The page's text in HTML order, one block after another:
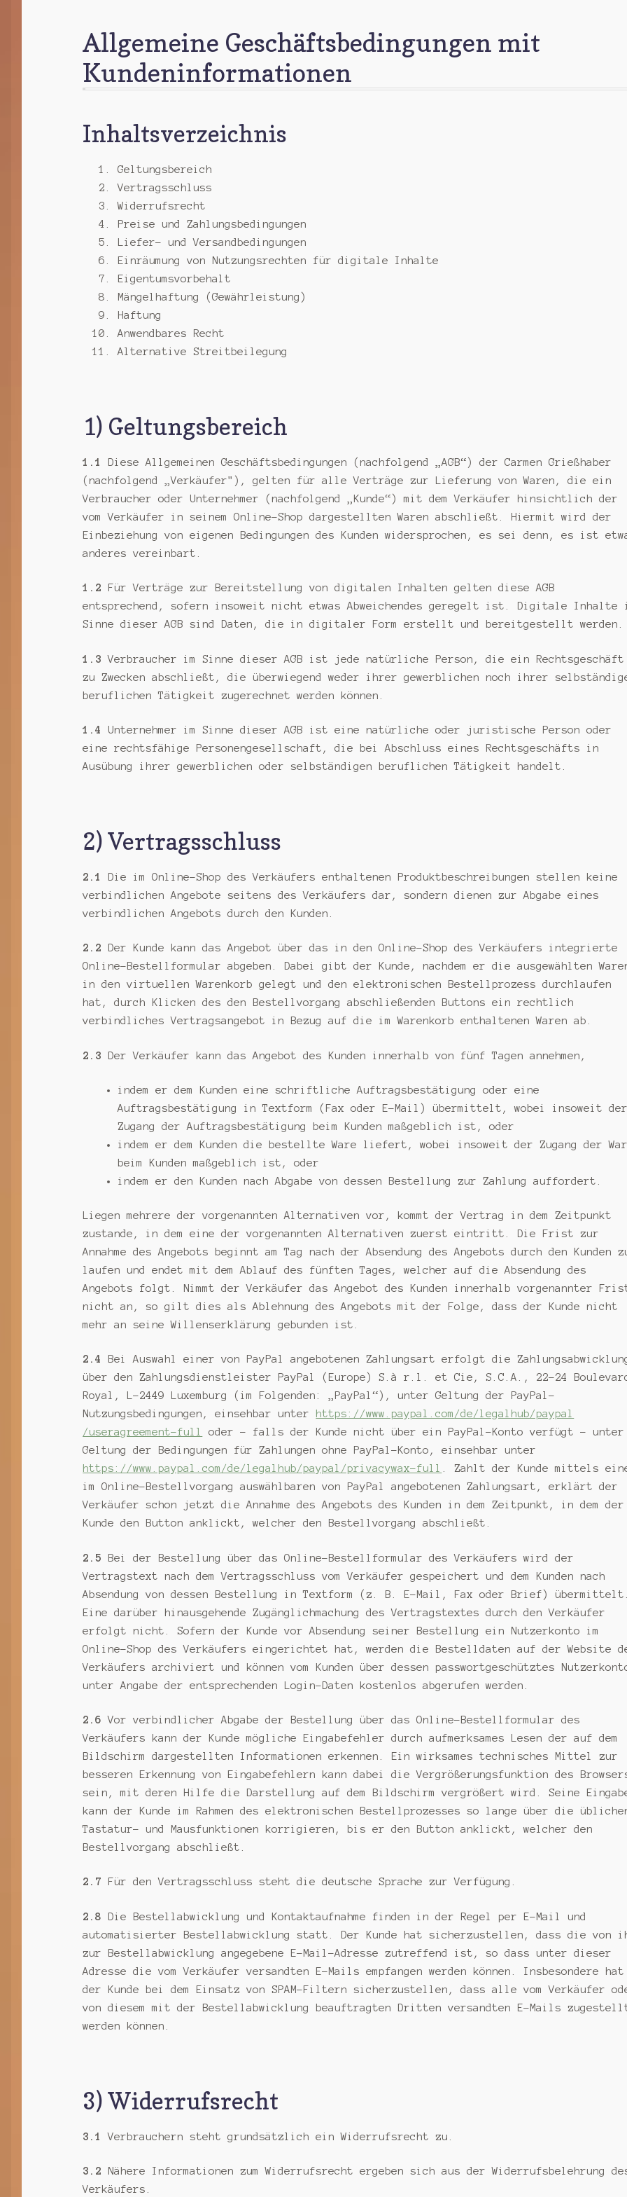
Allgemeine Geschäftsbedingungen mit
Kundeninformationen
Inhaltsverzeichnis
Geltungsbereich
Vertragsschluss
Widerrufsrecht
Preise und Zahlungsbedingungen
Liefer- und Versandbedingungen
Einräumung von Nutzungsrechten für digitale Inhalte
Eigentumsvorbehalt
Mängelhaftung (Gewährleistung)
Haftung
Anwendbares Recht
Alternative Streitbeilegung
1) Geltungsbereich
1.1
Diese Allgemeinen Geschäftsbedingungen (nachfolgend „AGB“) der Carmen Grießhaber
(nachfolgend „Verkäufer"), gelten für alle Verträge zur Lieferung von Waren, die ein
Verbraucher oder Unternehmer (nachfolgend „Kunde“) mit dem Verkäufer hinsichtlich der
vom Verkäufer in seinem Online-Shop dargestellten Waren abschließt. Hiermit wird der
Einbeziehung von eigenen Bedingungen des Kunden widersprochen, es sei denn, es ist
anderes vereinbart.
1.2 Für Verträge zur Bereitstellung von digitalen Inhalten gelten diese AGB
entsprechend, sofern insoweit nicht etwas Abweichendes geregelt ist. Digitale Inhalte
Sinne dieser AGB sind Daten, die in digitaler Form erstellt und bereitgestellt werden.
1.3 Verbraucher im Sinne dieser AGB ist jede natürliche Person, die ein Rechtsgeschäft
zu Zwecken abschließt, die überwiegend weder ihrer gewerblichen noch ihrer
beruflichen Tätigkeit zugerechnet werden können.
1.4
Unternehmer im Sinne dieser AGB ist eine natürliche oder juristische Person oder
eine rechtsfähige Personengesellschaft, die bei Abschluss eines Rechtsgeschäfts in
Ausübung ihrer gewerblichen oder selbständigen beruflichen Tätigkeit handelt.
2) Vertragsschluss
2.1
Die im Online-Shop des Verkäufers enthaltenen Produktbeschreibungen stellen keine
verbindlichen Angebote seitens des Verkäufers dar, sondern dienen zur Abgabe eines
verbindlichen Angebots durch den Kunden.
2.2 Der Kunde kann das Angebot über das in den Online-Shop des Verkäufers integrierte
Online-Bestellformular abgeben. Dabei gibt der Kunde, nachdem er die ausgewählten
in den virtuellen Warenkorb gelegt und den elektronischen Bestellprozess durchlaufen
hat, durch Klicken des den Bestellvorgang abschließenden Buttons ein rechtlich
verbindliches Vertragsangebot in Bezug auf die im Warenkorb enthaltenen Waren ab.
2.3 Der Verkäufer kann das Angebot des Kunden innerhalb von fünf Tagen annehmen,
indem er dem Kunden eine schriftliche Auftragsbestätigung oder eine
Auftragsbestätigung in Textform (Fax oder E-Mail) übermittelt, wobei insoweit der
Zugang der Auftragsbestätigung beim Kunden maßgeblich ist, oder
indem er dem Kunden die bestellte Ware liefert, wobei insoweit der Zugang der
beim Kunden maßgeblich ist, oder
indem er den Kunden nach Abgabe von dessen Bestellung zur Zahlung auffordert.
Liegen mehrere der vorgenannten Alternativen vor, kommt der Vertrag in dem Zeitpunkt
zustande, in dem eine der vorgenannten Alternativen zuerst eintritt. Die Frist zur
Annahme des Angebots beginnt am Tag nach der Absendung des Angebots durch den Kunden
laufen und endet mit dem Ablauf des fünften Tages, welcher auf die Absendung des
Angebots folgt. Nimmt der Verkäufer das Angebot des Kunden innerhalb vorgenannter
nicht an, so gilt dies als Ablehnung des Angebots mit der Folge, dass der Kunde nicht
mehr an seine Willenserklärung gebunden ist.
2.4
Bei Auswahl einer von PayPal angebotenen Zahlungsart erfolgt die
über den Zahlungsdienstleister PayPal (Europe) S.à r.l. et Cie, S.C.A., 22-24
Royal, L-2449 Luxemburg (im Folgenden: „PayPal“), unter Geltung der PayPal-
Nutzungsbedingungen, einsehbar unter
https://www.paypal.com/de/legalhub/paypal
/useragreement-full
oder - falls der Kunde nicht über ein PayPal-Konto verfügt – unter
Geltung der Bedingungen für Zahlungen ohne PayPal-Konto, einsehbar unter
https://www.paypal.com/de/legalhub/paypal /privacywax-full . Zahlt der Kunde mittels
im Online-Bestellvorgang auswählbaren von PayPal angebotenen Zahlungsart, erklärt der
Verkäufer schon jetzt die Annahme des Angebots des Kunden in dem Zeitpunkt, in dem der
Kunde den Button anklickt, welcher den Bestellvorgang abschließt.
2.5 Bei der Bestellung über das Online-Bestellformular des Verkäufers wird der
Vertragstext nach dem Vertragsschluss vom Verkäufer gespeichert und dem Kunden nach
Absendung von dessen Bestellung in Textform (z. B. E-Mail, Fax oder Brief)
Eine darüber hinausgehende Zugänglichmachung des Vertragstextes durch den Verkäufer
erfolgt nicht. Sofern der Kunde vor Absendung seiner Bestellung ein Nutzerkonto im
Online-Shop des Verkäufers eingerichtet hat, werden die Bestelldaten auf der Website
Verkäufers archiviert und können vom Kunden über dessen passwortgeschütztes
unter Angabe der entsprechenden Login-Daten kostenlos abgerufen werden.
2.6 Vor verbindlicher Abgabe der Bestellung über das Online-Bestellformular des
Verkäufers kann der Kunde mögliche Eingabefehler durch aufmerksames Lesen der auf dem
Bildschirm dargestellten Informationen erkennen. Ein wirksames technisches Mittel zur
besseren Erkennung von Eingabefehlern kann dabei die Vergrößerungsfunktion des
sein, mit deren Hilfe die Darstellung auf dem Bildschirm vergrößert wird. Seine
kann der Kunde im Rahmen des elektronischen Bestellprozesses so lange über die
Tastatur- und Mausfunktionen korrigieren, bis er den Button anklickt, welcher den
Bestellvorgang abschließt.
2.7 Für den Vertragsschluss steht die deutsche Sprache zur Verfügung.
2.8 Die Bestellabwicklung und Kontaktaufnahme finden in der Regel per E-Mail und
automatisierter Bestellabwicklung statt. Der Kunde hat sicherzustellen, dass die von
zur Bestellabwicklung angegebene E-Mail-Adresse zutreffend ist, so dass unter dieser
Adresse die vom Verkäufer versandten E-Mails empfangen werden können. Insbesondere hat
der Kunde bei dem Einsatz von SPAM-Filtern sicherzustellen, dass alle vom Verkäufer
von diesem mit der Bestellabwicklung beauftragten Dritten versandten E-Mails
werden können.
3) Widerrufsrecht
3.1 Verbrauchern steht grundsätzlich ein Widerrufsrecht zu.
3.2 Nähere Informationen zum Widerrufsrecht ergeben sich aus der Widerrufsbelehrung
Verkäufers.